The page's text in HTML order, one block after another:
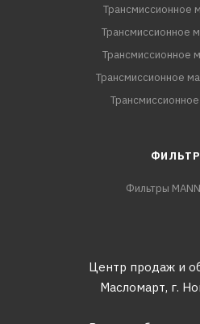
Трансмиссионное
Трансмиссионное
Трансмиссионное
Трансмиссионное
Фильтры
Центр продаж и
Масломарт, г.